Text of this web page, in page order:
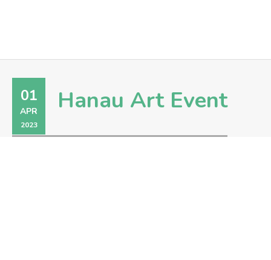
01
APR
2023
Hanau Art Event